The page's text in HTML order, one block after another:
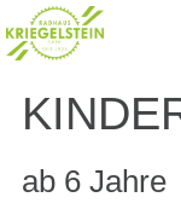
ab 6 Jahre